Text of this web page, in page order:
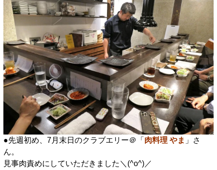
●先週初め、7月末日のクラブエリー＠「 肉料理 やま 」さ
ん。
見事肉責めにしていただきました＼(^o^)／